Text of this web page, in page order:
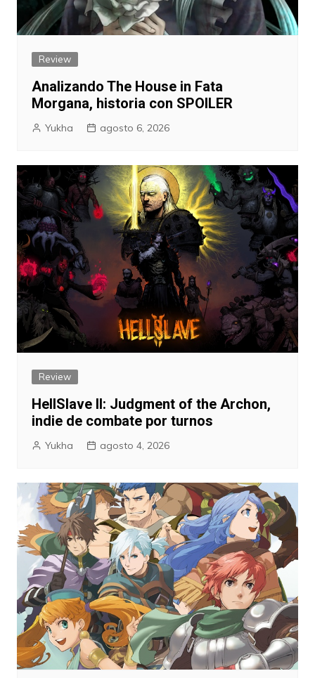
Review
Analizando The House in Fata
Morgana, historia con SPOILER
Yukha agosto 6, 2026
Review
HellSlave II: Judgment of the Archon,
indie de combate por turnos
Yukha agosto 4, 2026